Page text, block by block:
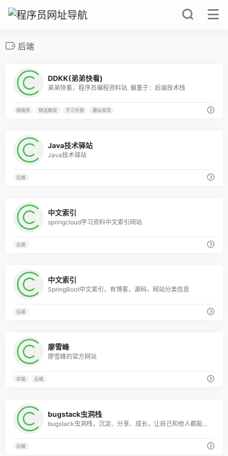
后端
DDKK(弟弟快看)
弟弟快看，程序员编程资料站. 偏重于：后端技术栈
微服务 精选教程 学习手册 趣站发现
Java技术驿站
Java技术驿站
后端
中文索引
springcloud学习资料中文索引网站
后端
中文索引
SpringBoot中文索引，有博客，源码，网站分类信息
后端
廖雪峰
廖雪峰的官方网站
前端 后端
bugstack虫洞栈
bugstack虫洞栈，沉淀、分享、成长，让自己和他人都能有所收获！
后端